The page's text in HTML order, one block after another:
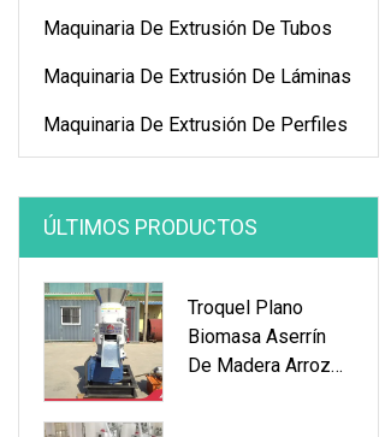
Maquinaria De Extrusión De Tubos
Maquinaria De Extrusión De Láminas
Maquinaria De Extrusión De Perfiles
ÚLTIMOS PRODUCTOS
Troquel Plano
Biomasa Aserrín
De Madera Arroz